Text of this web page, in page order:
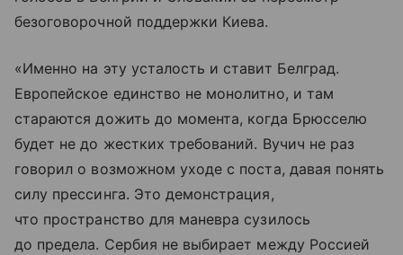
безоговорочной поддержки Киева.
«Именно на эту усталость и ставит Белград.
Европейское единство не монолитно, и там
стараются дожить до момента, когда Брюсселю
будет не до жестких требований. Вучич не раз
говорил о возможном уходе с поста, давая понять
силу прессинга. Это демонстрация,
что пространство для маневра сузилось
до предела. Сербия не выбирает между Россией